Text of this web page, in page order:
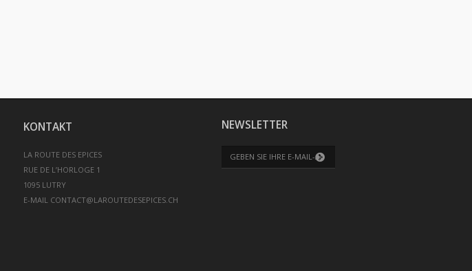
KONTAKT
LA ROUTE DES EPICES
RUE DE L’HORLOGE 1
E-MAIL CONTACT@LAROUTEDESEPICES.CH
NEWSLETTER